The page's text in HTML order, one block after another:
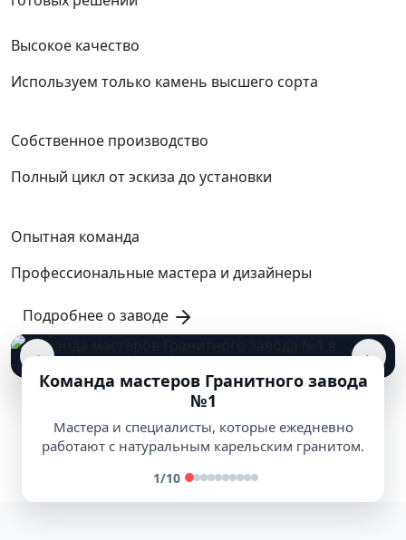
Высокое качество
Используем только камень высшего сорта
Собственное производство
Полный цикл от эскиза до установки
Опытная команда
Профессиональные мастера и дизайнеры
Подробнее о заводе
‹ ›
Команда мастеров Гранитного завода
№1
Мастера и специалисты, которые ежедневно
работают с натуральным карельским гранитом.
1/10